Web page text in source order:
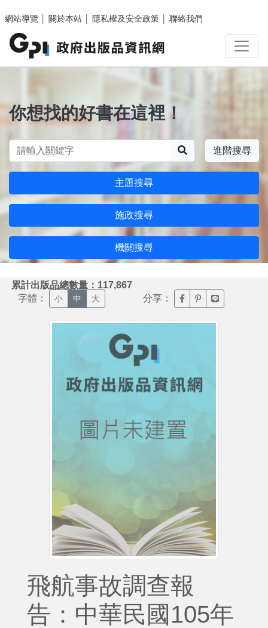
網站導覽
關於本站 隱私權及安全政策 聯絡我們
你想找的好書在這裡！
進階搜尋
主題搜尋
施政搜尋
機關搜尋
累計出版品總數量：117,867
字體： 小 中 大 分享： 臉書分享(另開新視窗)
噗浪分享(另開新
Line分享(另
飛航事故調查報
告：中華民國105年